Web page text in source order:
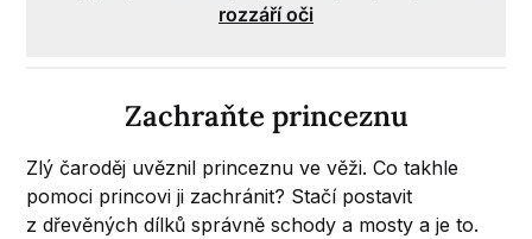
rozzáří oči
Zachraňte princeznu
Zlý čaroděj uvěznil princeznu ve věži. Co takhle
pomoci princovi ji zachránit? Stačí postavit
z dřevěných dílků správně schody a mosty a je to.